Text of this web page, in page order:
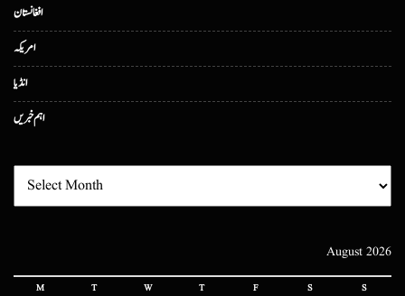
افغانستان
امریکہ
انڈیا
اہم خبریں
August 2026
M T W T F S S